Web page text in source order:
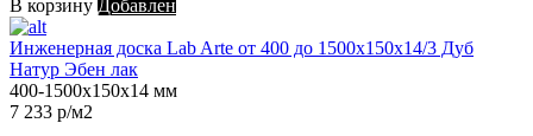
В корзину Добавлен
Инженерная доска Lab Arte от 400 до 1500х150х14/3 Дуб
Натур Эбен лак
400-1500х150х14 мм
7 233 р/м2